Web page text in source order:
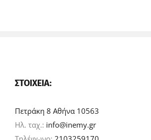
ΣΤΟΙΧΕΊΑ:
Πετράκη 8 Αθήνα 10563
Ηλ. ταχ.: info@inemy.gr